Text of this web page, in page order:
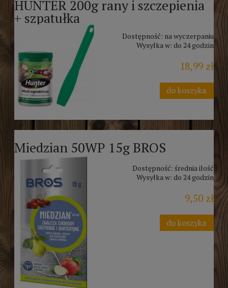
HUNTER 200g rany i szczepienia
+ szpatułka
Dostępność: na wyczerpaniu
Wysyłka w: do 24 godzin
18,99 zł
do koszyka
Miedzian 50WP 15g BROS
Dostępność: średnia ilość
Wysyłka w: do 24 godzin
9,50 zł
do koszyka